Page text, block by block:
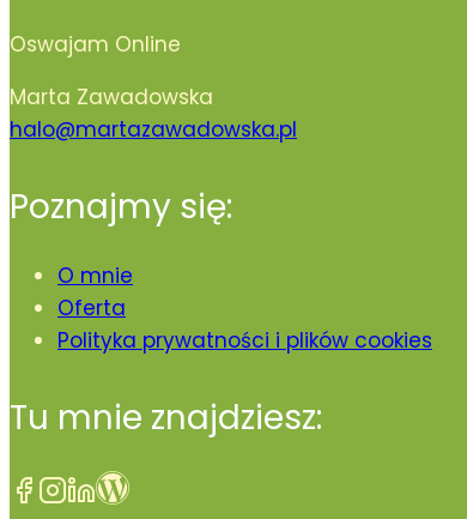
Oswajam Online
Marta Zawadowska
halo@martazawadowska.pl
Poznajmy się:
O mnie
Oferta
Polityka prywatności i plików cookies
Tu mnie znajdziesz: